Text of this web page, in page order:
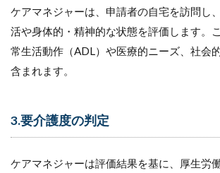
ケア
マネ
ジャ
ーと
の顔
の見
づく
り
（１）
ケアマネジャーは、申請者の自宅を訪問し
活や身体的・精神的な状態を評価します。
常生活動作（ADL）や医療的ニーズ、社会
含まれます。
3.要介護度の判定
ケアマネジャーは評価結果を基に、厚生労